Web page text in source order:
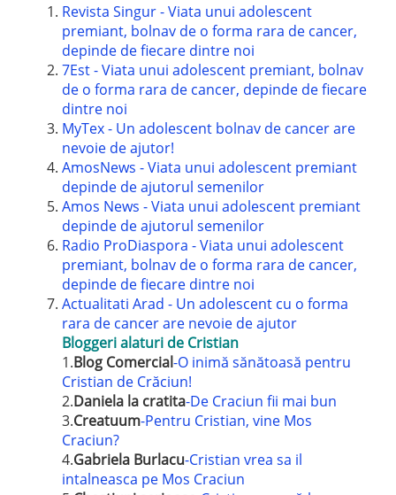
Revista Singur - Viata unui adolescent
premiant, bolnav de o forma rara de cancer,
depinde de fiecare dintre noi
7Est - Viata unui adolescent premiant, bolnav
de o forma rara de cancer, depinde de fiecare
dintre noi
MyTex - Un adolescent bolnav de cancer are
nevoie de ajutor!
AmosNews - Viata unui adolescent premiant
depinde de ajutorul semenilor
Amos News - Viata unui adolescent premiant
depinde de ajutorul semenilor
Radio ProDiaspora - Viata unui adolescent
premiant, bolnav de o forma rara de cancer,
depinde de fiecare dintre noi
Actualitati Arad - Un adolescent cu o forma
rara de cancer are nevoie de ajutor
Bloggeri alaturi de Cristian
1.Blog Comercial-O inimă sănătoasă pentru
Cristian de Crăciun!
2.Daniela la cratita-De Craciun fii mai bun
3.Creatuum-Pentru Cristian, vine Mos
Craciun?
4.Gabriela Burlacu-Cristian vrea sa il
intalneasca pe Mos Craciun